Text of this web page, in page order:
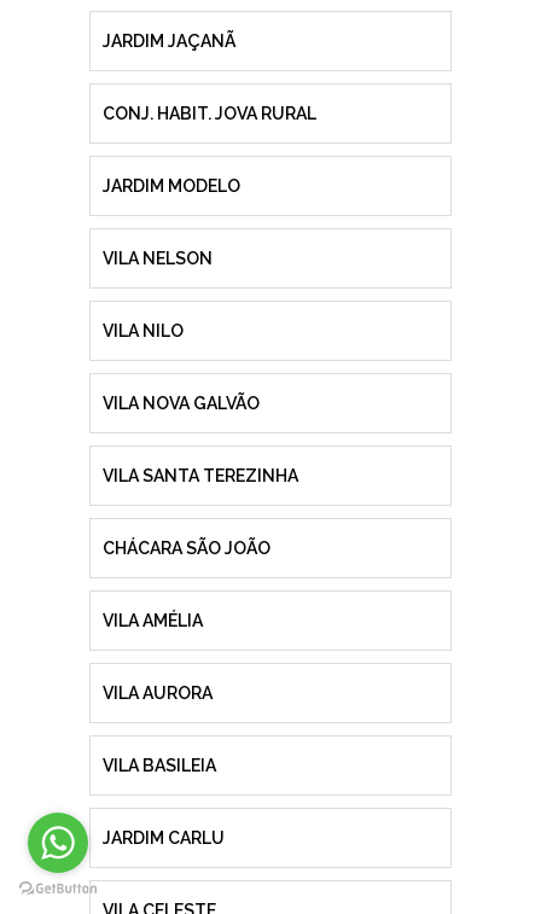
JARDIM JAÇANÃ
CONJ. HABIT. JOVA RURAL
JARDIM MODELO
VILA NELSON
VILA NILO
VILA NOVA GALVÃO
VILA SANTA TEREZINHA
CHÁCARA SÃO JOÃO
VILA AMÉLIA
VILA AURORA
VILA BASILEIA
JARDIM CARLU